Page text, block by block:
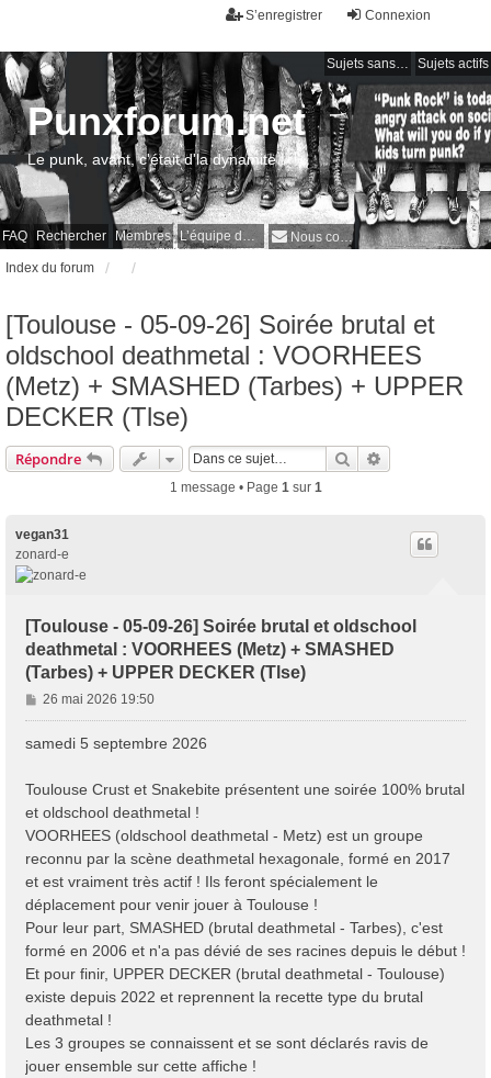
Connexion
S’enregistrer
Sujets sans réponse Sujets actifs
FAQ Rechercher Membres L’équipe du forum Nous contacter
Punxforum.net
Le punk, avant, c'était d'la dynamite !
Index du forum
[Toulouse - 05-09-26] Soirée brutal et
oldschool deathmetal : VOORHEES
(Metz) + SMASHED (Tarbes) + UPPER
DECKER (Tlse)
Répondre Rechercher
1 message • Page 1sur 1
vegan31
zonard-e
[Toulouse - 05-09-26] Soirée brutal et oldschool
deathmetal : VOORHEES (Metz) + SMASHED
(Tarbes) + UPPER DECKER (Tlse)
M
e
g
e
26 mai 2026 19:50
samedi 5 septembre 2026
Toulouse Crust et Snakebite présentent une soirée 100% brutal
et oldschool deathmetal !
VOORHEES (oldschool deathmetal - Metz) est un groupe
reconnu par la scène deathmetal hexagonale, formé en 2017
et est vraiment très actif ! Ils feront spécialement le
déplacement pour venir jouer à Toulouse !
Pour leur part, SMASHED (brutal deathmetal - Tarbes), c'est
formé en 2006 et n'a pas dévié de ses racines depuis le début !
Et pour finir, UPPER DECKER (brutal deathmetal - Toulouse)
existe depuis 2022 et reprennent la recette type du brutal
deathmetal !
Les 3 groupes se connaissent et se sont déclarés ravis de
jouer ensemble sur cette affiche !